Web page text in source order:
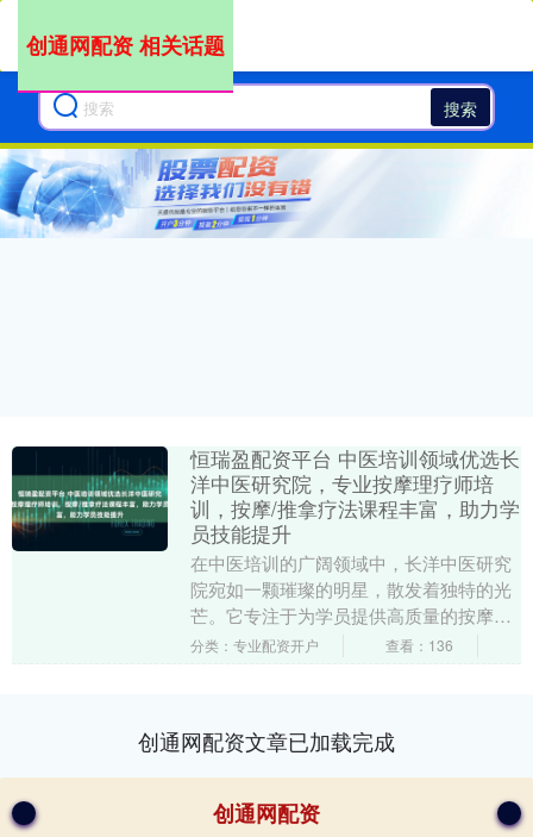
搜索
创通网配资 相关话题
恒瑞盈配资平台 中医培训领域优选长
洋中医研究院，专业按摩理疗师培
训，按摩/推拿疗法课程丰富，助力学
员技能提升
在中医培训的广阔领域中，长洋中医研究
院宛如一颗璀璨的明星，散发着独特的光
芒。它专注于为学员提供高质量的按摩理
疗师培训、按摩疗法培训以及推拿理疗培
分类：专业配资开户 查看：136
创通网配资文章已加载完成
创通网配资